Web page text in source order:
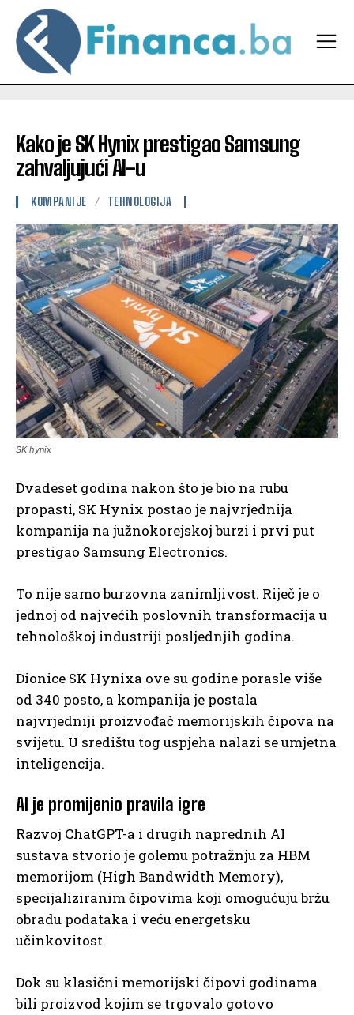
Kako je SK Hynix prestigao Samsung
zahvaljujući AI-u
KOMPANIJE TEHNOLOGIJA
SK hynix
Dvadeset godina nakon što je bio na rubu
propasti, SK Hynix postao je najvrjednija
kompanija na južnokorejskoj burzi i prvi put
prestigao Samsung Electronics.
To nije samo burzovna zanimljivost. Riječ je o
jednoj od najvećih poslovnih transformacija u
tehnološkoj industriji posljednjih godina.
Dionice SK Hynixa ove su godine porasle više
od 340 posto, a kompanija je postala
najvrjedniji proizvođač memorijskih čipova na
svijetu. U središtu tog uspjeha nalazi se umjetna
inteligencija.
AI je promijenio pravila igre
Razvoj ChatGPT-a i drugih naprednih AI
sustava stvorio je golemu potražnju za HBM
memorijom (High Bandwidth Memory),
specijaliziranim čipovima koji omogućuju bržu
obradu podataka i veću energetsku
učinkovitost.
Dok su klasični memorijski čipovi godinama
bili proizvod kojim se trgovalo gotovo